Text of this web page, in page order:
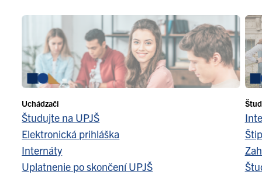
Uchádzači
Študujte na UPJŠ
Elektronická prihláška
Internáty
Uplatnenie po skončení UPJŠ